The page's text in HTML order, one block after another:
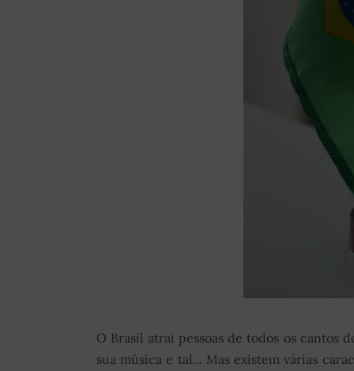
O Brasil atrai pessoas de todos os cantos
sua música e tal… Mas existem várias